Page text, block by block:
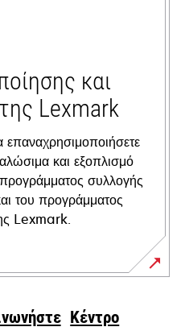
και
Lexmark
και εξοπλισμό
συλλογής
του προγράμματος
Lexmark.
Κέντρο